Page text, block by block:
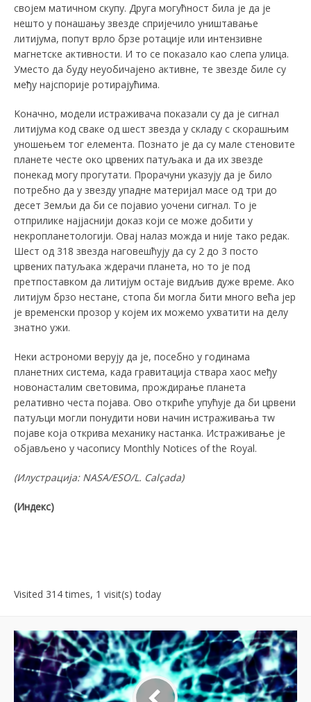
својем матичном скупу. Друга могућност била је да је
нешто у понашању звезде спријечило уништавање
литијума, попут врло брзе ротације или интензивне
магнетске активности. И то се показало као слепа улица.
Уместо да буду неуобичајено активне, те звезде биле су
међу најспорије ротирајућима.
Kоначно, модели истраживача показали су да је сигнал
литијума код сваке од шест звезда у складу с скорашњим
уношењем тог елемента. Познато је да су мале стеновите
планете честе око црвених патуљака и да их звезде
понекад могу прогутати. Прорачуни указују да је било
потребно да у звезду упадне материјал масе од три до
десет Земљи да би се појавио уочени сигнал. То је
отприлике најјаснији доказ који се може добити у
некропланетологији. Овај налаз можда и није тако редак.
Шест од 318 звезда наговешћују да су 2 до 3 посто
црвених патуљака ждерачи планета, но то је под
претпоставком да литијум остаје видљив дуже време. Ако
литијум брзо нестане, стопа би могла бити много већа јер
је временски прозор у којем их можемо ухватити на делу
знатно ужи.
Неки астрономи верују да је, посебно у годинама
планетних система, када гравитација ствара хаос међу
новонасталим световима, прождирање планета
релативно честа појава. Ово откриће упућује да би црвени
патуљци могли понудити нови начин истраживања тw
појаве која открива механику настанка. Истраживање је
објављено у часопису Моnthly Notices of the Royal.
(Илустрација: NASА/ЕSО/L. Calçada)
(Индекс)
Visited 314 times, 1 visit(s) today